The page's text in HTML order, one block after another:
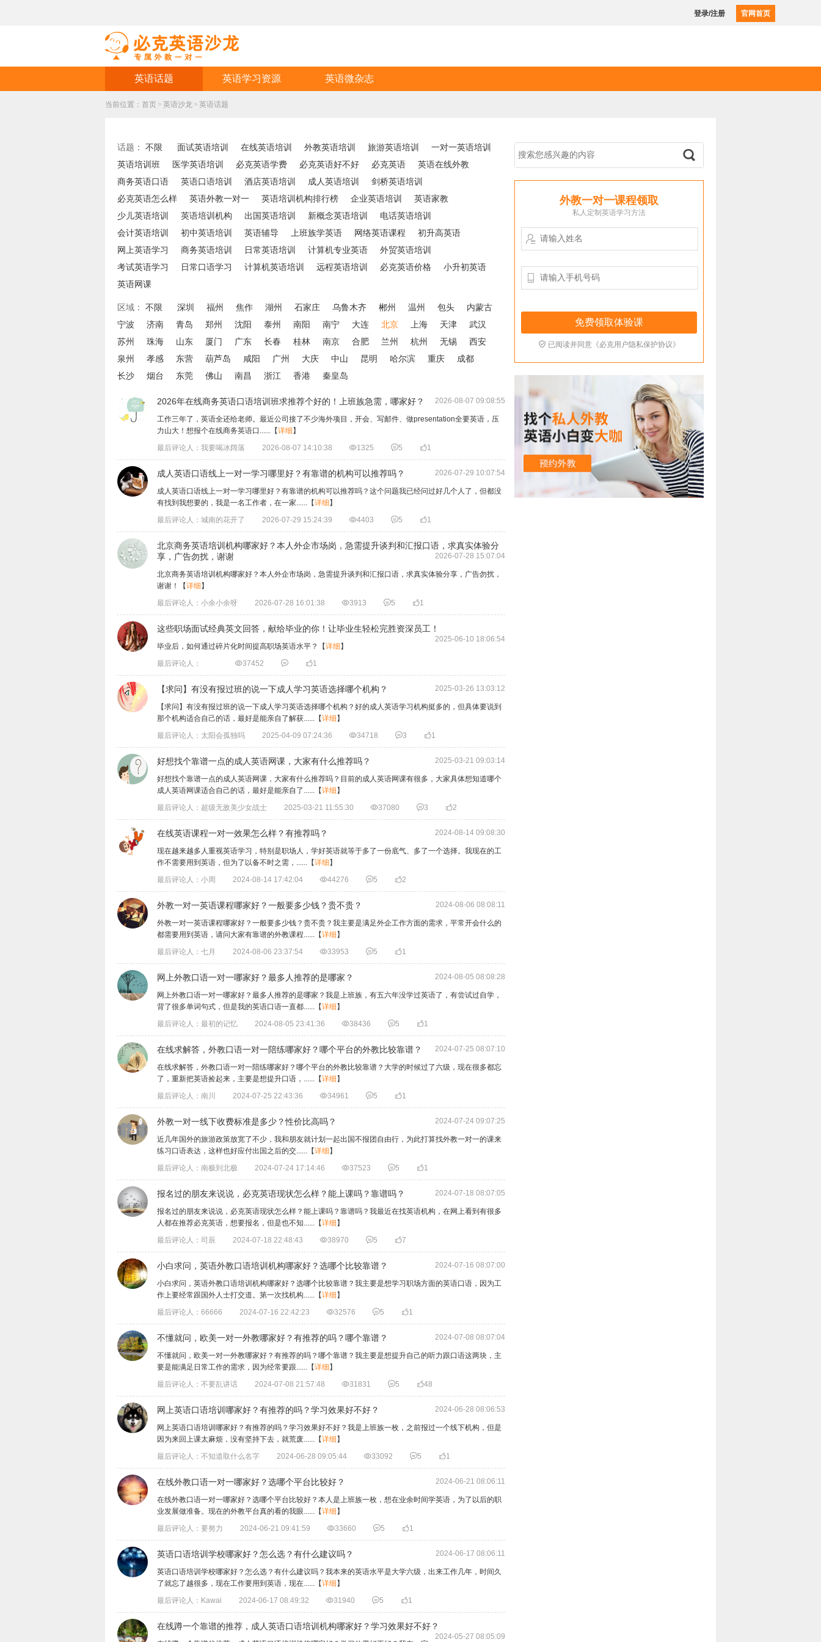
登录/注册 官网首页
英语话题 英语学习资源 英语微杂志
当前位置： 首页 > 英语沙龙 > 英语话题
外教一对一课程领取
私人定制英语学习方法


 已阅读并同意《必克用户隐私保护协议》
话题： 不限 面试英语培训 在线英语培训 外教英语培训 旅游英语培训
一对一英语培训
英语培训班
医学英语培训 必克英语学费 必克英语好不好 必克英语
英语在线外教
商务英语口语
英语口语培训 酒店英语培训 成人英语培训
剑桥英语培训
必克英语怎么样
英语外教一对一 英语培训机构排行榜 企业英语培训
英语家教
少儿英语培训
英语培训机构 出国英语培训 新概念英语培训
电话英语培训
会计英语培训
初中英语培训 英语辅导 上班族学英语 网络英语课程
初升高英语
网上英语学习
商务英语培训 日常英语培训 计算机专业英语
外贸英语培训
考试英语学习
日常口语学习 计算机英语培训 远程英语培训 必克英语价格
小升初英语
英语网课
区域： 不限 深圳 福州 焦作 湖州 石家庄 乌鲁木齐 郴州 温州 包头
内蒙古
宁波
济南 青岛 郑州 沈阳 泰州 南阳 南宁 大连 北京 上海 天津
武汉
苏州
珠海 山东 厦门 广东 长春 桂林 南京 合肥 兰州 杭州 无锡
西安
泉州
孝感 东营 葫芦岛 咸阳 广州 大庆 中山 昆明 哈尔滨 重庆
成都
长沙
烟台 东莞 佛山 南昌 浙江 香港 秦皇岛
2026年在线商务英语口语培训班求推荐个好的！上班族急需，哪家好？ 2026-08-07 09:08:55
工作三年了，英语全还给老师。最近公司接了不少海外项目，开会、写邮件、做presentation全要英语，压
力山大！想报个在线商务英语口...... 【详细 】
最后评论人：我要喝冰阔落
2026-08-07 14:10:38 1325 5 1
成人英语口语线上一对一学习哪里好？有靠谱的机构可以推荐吗？ 2026-07-29 10:07:54
​成人英语口语线上一对一学习哪里好？有靠谱的机构可以推荐吗？这个问题我已经问过好几个人了，但都没
有找到我想要的，我是一名工作者，在一家...... 【详细 】
最后评论人：城南的花开了
2026-07-29 15:24:39 4403 5 1
​北京商务英语培训机构哪家好？本人外企市场岗，急需提升谈判和汇报口语，求真实体验分
享，广告勿扰，谢谢
2026-07-28 15:07:04
​北京商务英语培训机构哪家好？本人外企市场岗，急需提升谈判和汇报口语，求真实体验分享，广告勿扰，
谢谢！
【详细 】
最后评论人：小余小余呀
2026-07-28 16:01:38 3913 5 1
这些职场面试经典英文回答，献给毕业的你！让毕业生轻松完胜资深员工！
2025-06-10 18:06:54
毕业后，如何通过碎片化时间提高职场英语水平？
【详细 】
最后评论人：
37452  1
【求问】有没有报过班的说一下成人学习英语选择哪个机构？ 2025-03-26 13:03:12
【求问】有没有报过班的说一下成人学习英语选择哪个机构？好的成人英语学习机构挺多的，但具体要说到
那个机构适合自己的话，最好是能亲自了解获...... 【详细 】
最后评论人：太阳会孤独吗
2025-04-09 07:24:36 34718 3 1
好想找个靠谱一点的成人英语网课，大家有什么推荐吗？ 2025-03-21 09:03:14
好想找个靠谱一点的成人英语网课，大家有什么推荐吗？目前的成人英语网课有很多，大家具体想知道哪个
成人英语网课适合自己的话，最好是能亲自了...... 【详细 】
最后评论人：超级无敌美少女战士
2025-03-21 11:55:30 37080 3 2
在线英语课程一对一效果怎么样？有推荐吗？ 2024-08-14 09:08:30
​现在越来越多人重视英语学习，特别是职场人，学好英语就等于多了一份底气、多了一个选择。我现在的工
作不需要用到英语，但为了以备不时之需，...... 【详细 】
最后评论人：小周
2024-08-14 17:42:04 44276 5 2
​外教一对一英语课程哪家好？一般要多少钱？贵不贵？ 2024-08-06 08:08:11
外教一对一英语课程哪家好？一般要多少钱？贵不贵？我主要是满足外企工作方面的需求，平常开会什么的
都需要用到英语，请问大家有靠谱的外教课程...... 【详细 】
最后评论人：七月
2024-08-06 23:37:54 33953 5 1
​网上外教口语一对一哪家好？最多人推荐的是哪家？ 2024-08-05 08:08:28
网上外教口语一对一哪家好？最多人推荐的是哪家？我是上班族，有五六年没学过英语了，有尝试过自学，
背了很多单词句式，但是我的英语口语一直都...... 【详细 】
最后评论人：最初的记忆
2024-08-05 23:41:36 38436 5 1
在线求解答，外教口语一对一陪练哪家好？哪个平台的外教比较靠谱？ 2024-07-25 08:07:10
在线求解答，外教口语一对一陪练哪家好？哪个平台的外教比较靠谱？大学的时候过了六级，现在很多都忘
了，重新把英语捡起来，主要是想提升口语，...... 【详细 】
最后评论人：南川
2024-07-25 22:43:36 34961 5 1
外教一对一线下收费标准是多少？性价比高吗？ 2024-07-24 09:07:25
​近几年国外的旅游政策放宽了不少，我和朋友就计划一起出国不报团自由行，为此打算找外教一对一的课来
练习口语表达，这样也好应付出国之后的交...... 【详细 】
最后评论人：南极到北极
2024-07-24 17:14:46 37523 5 1
报名过的朋友来说说，必克英语现状怎么样？能上课吗？靠谱吗？ 2024-07-18 08:07:05
报名过的朋友来说说，必克英语现状怎么样？能上课吗？靠谱吗？我最近在找英语机构，在网上看到有很多
人都在推荐必克英语，想要报名，但是也不知...... 【详细 】
最后评论人：司辰
2024-07-18 22:48:43 38970 5 7
​小白求问，英语外教口语培训机构哪家好？选哪个比较靠谱？ 2024-07-16 08:07:00
小白求问，英语外教口语培训机构哪家好？选哪个比较靠谱？我主要是想学习职场方面的英语口语，因为工
作上要经常跟国外人士打交道。第一次找机构...... 【详细 】
最后评论人：66666
2024-07-16 22:42:23 32576 5 1
​不懂就问，欧美一对一外教哪家好？有推荐的吗？哪个靠谱？ 2024-07-08 08:07:04
​不懂就问，欧美一对一外教哪家好？有推荐的吗？哪个靠谱？我主要是想提升自己的听力跟口语这两块，主
要是能满足日常工作的需求，因为经常要跟...... 【详细 】
最后评论人：不要乱讲话
2024-07-08 21:57:48 31831 5 48
网上英语口语培训哪家好？有推荐的吗？学习效果好不好？ 2024-06-28 08:06:53
网上英语口语培训哪家好？有推荐的吗？学习效果好不好？我是上班族一枚，之前报过一个线下机构，但是
因为来回上课太麻烦，没有坚持下去，就荒废...... 【详细 】
最后评论人：不知道取什么名字
2024-06-28 09:05:44 33092 5 1
在线外教口语一对一哪家好？选哪个平台比较好？ 2024-06-21 08:06:11
在线外教口语一对一哪家好？选哪个平台比较好？本人是上班族一枚，想在业余时间学英语，为了以后的职
业发展做准备。现在的外教平台真的看的我眼...... 【详细 】
最后评论人：要努力
2024-06-21 09:41:59 33660 5 1
英语口语培训学校哪家好？怎么选？有什么建议吗？ 2024-06-17 08:06:11
英语口语培训学校哪家好？怎么选？有什么建议吗？我本来的英语水平是大学六级，出来工作几年，时间久
了就忘了越很多，现在工作要用到英语，现在...... 【详细 】
最后评论人：Kawai
2024-06-17 08:49:32 31940 5 1
​在线蹲一个靠谱的推荐，成人英语口语培训机构哪家好？学习效果好不好？
2024-05-27 08:05:09